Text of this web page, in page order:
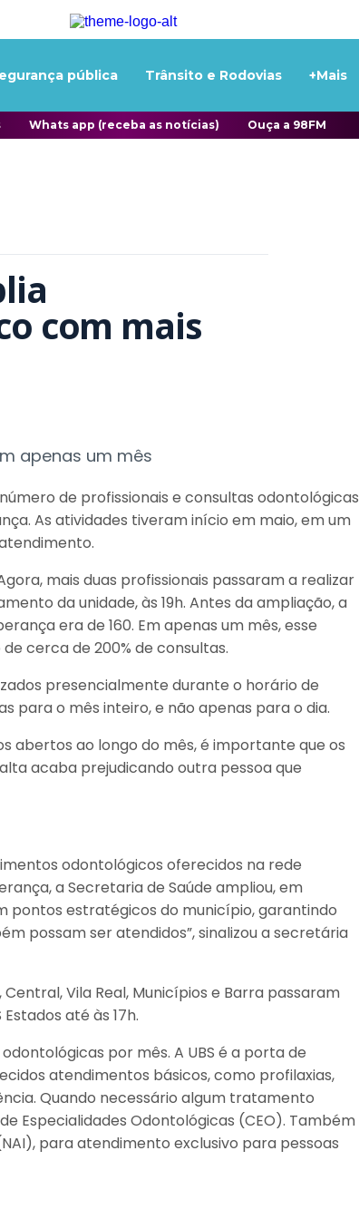
pública Trânsito e Rodovias +Mais
Whats app (receba as notícias) Ouça a 98FM
com mais
apenas um mês
de profissionais e consultas odontológicas
As atividades tiveram início em maio, em um
mais duas profissionais passaram a realizar
da unidade, às 19h. Antes da ampliação, a
era de 160. Em apenas um mês, esse
cerca de 200% de consultas.
presencialmente durante o horário de
para o mês inteiro, e não apenas para o dia.
abertos ao longo do mês, é importante que os
acaba prejudicando outra pessoa que
odontológicos oferecidos na rede
a Secretaria de Saúde ampliou, em
pontos estratégicos do município, garantindo
possam ser atendidos”, sinalizou a secretária
Vila Real, Municípios e Barra passaram
até às 17h.
por mês. A UBS é a porta de
atendimentos básicos, como profilaxias,
Quando necessário algum tratamento
Especialidades Odontológicas (CEO). Também
para atendimento exclusivo para pessoas